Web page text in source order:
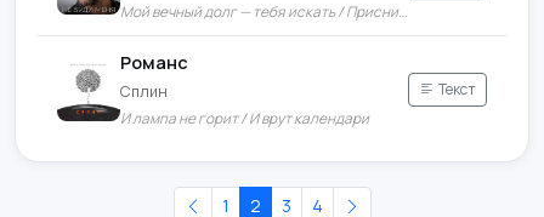
Мой вечный долг — тебя искать / Приснись
Романс
Сплин
И лампа не горит / И врут календари
Текст
1 2 3 4